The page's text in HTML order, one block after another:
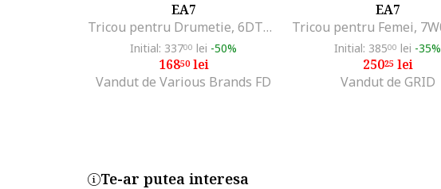
EA7
Tricou pentru Drumetie, 6DTT20-TJQCZ-1100, XS INTL, Alb
Initial: 33700 lei -50%
16850lei
Vandut de Various Brands FD
EA7
Initial: 38500 lei -35%
25025lei
Vandut de GRID
Te-ar putea interesa